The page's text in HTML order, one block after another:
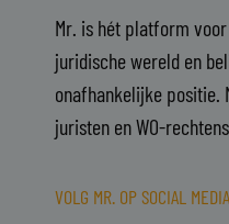
Mr. is hét platform
juridische wereld en
onafhankelijke positie.
juristen en WO-
VOLG MR. OP SOCIAL MEDIA